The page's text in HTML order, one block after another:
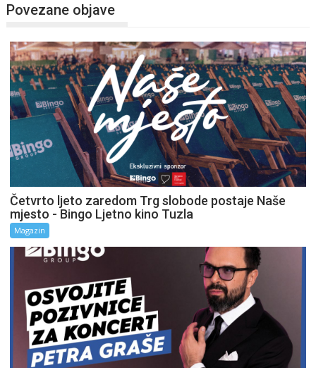
Povezane objave
Četvrto ljeto zaredom Trg slobode postaje Naše
mjesto - Bingo Ljetno kino Tuzla
Magazin